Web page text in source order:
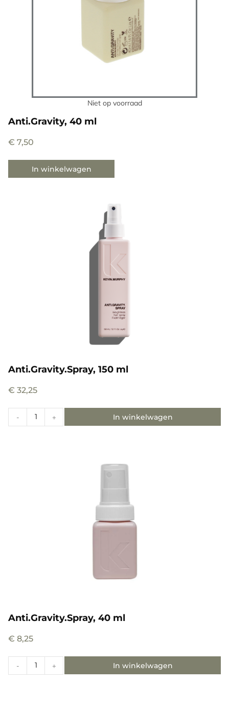
Niet op voorraad
Anti.Gravity, 40 ml
€ 7,50
In winkelwagen
Anti.Gravity.Spray, 150 ml
€ 32,25
- + In winkelwagen
Anti.Gravity.Spray, 40 ml
€ 8,25
- + In winkelwagen